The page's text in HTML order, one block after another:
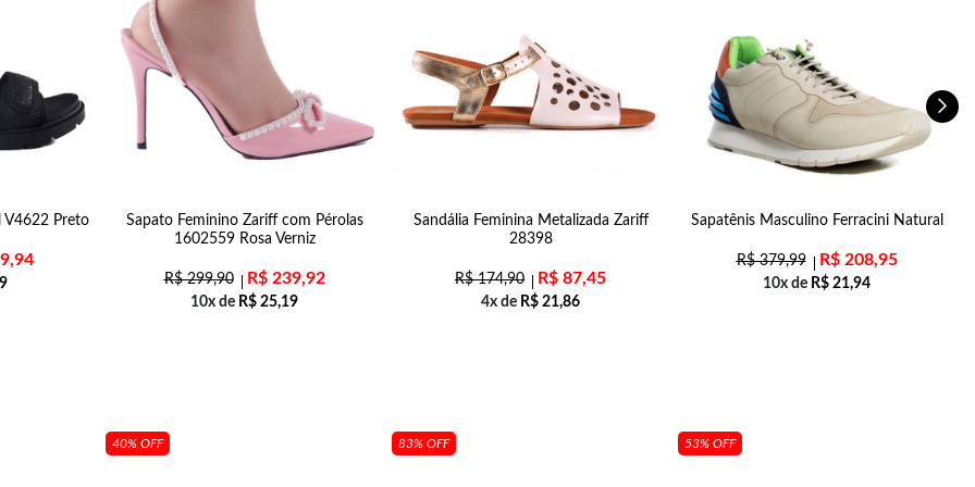
V4622 Preto
Sapato Feminino Zariff com Pérolas
1602559 Rosa Verniz
R$299,90 R$239,92
10x de R$ 25,19
Sandália Feminina Metalizada Zariff
28398
R$174,90 R$ 87,45
4x de R$ 21,86
Sapatênis Masculino Ferracini Natural
R$379,99 R$208,95
10x de R$ 21,94
40% OFF 83% OFF 53% OFF